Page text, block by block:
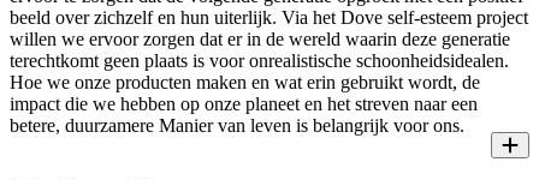
beeld over zichzelf en hun uiterlijk. Via het Dove self-esteem project
willen we ervoor zorgen dat er in de wereld waarin deze generatie
terechtkomt geen plaats is voor onrealistische schoonheidsidealen.
Hoe we onze producten maken en wat erin gebruikt wordt, de
impact die we hebben op onze planeet en het streven naar een
betere, duurzamere Manier van leven is belangrijk voor ons.